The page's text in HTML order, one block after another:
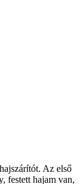
Az első
festett hajam van,